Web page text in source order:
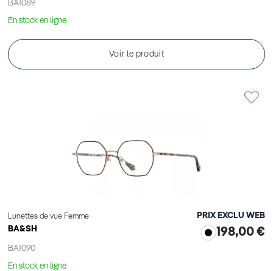
BA1089
En stock en ligne
Voir le produit
Lunettes de vue Femme
BA&SH
BA1090
PRIX EXCLU WEB
198,00 €
En stock en ligne